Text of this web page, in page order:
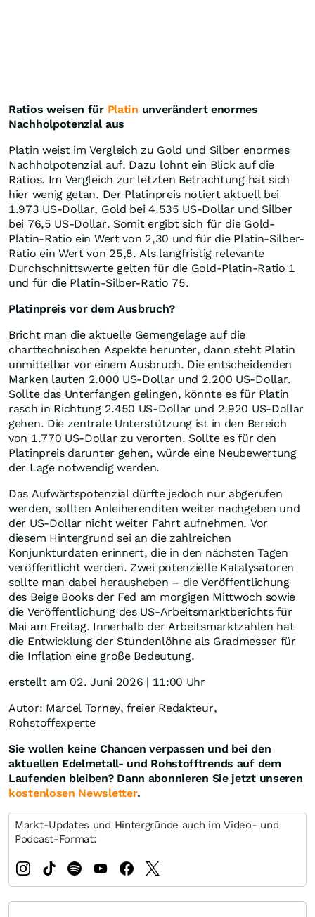
Ratios weisen für Platin unverändert enormes
Nachholpotenzial aus
Platin weist im Vergleich zu Gold und Silber enormes
Nachholpotenzial auf. Dazu lohnt ein Blick auf die
Ratios. Im Vergleich zur letzten Betrachtung hat sich
hier wenig getan. Der Platinpreis notiert aktuell bei
1.973 US-Dollar, Gold bei 4.535 US-Dollar und Silber
bei 76,5 US-Dollar. Somit ergibt sich für die Gold-
Platin-Ratio ein Wert von 2,30 und für die Platin-Silber-
Ratio ein Wert von 25,8. Als langfristig relevante
Durchschnittswerte gelten für die Gold-Platin-Ratio 1
und für die Platin-Silber-Ratio 75.
Platinpreis vor dem Ausbruch?
Bricht man die aktuelle Gemengelage auf die
charttechnischen Aspekte herunter, dann steht Platin
unmittelbar vor einem Ausbruch. Die entscheidenden
Marken lauten 2.000 US-Dollar und 2.200 US-Dollar.
Sollte das Unterfangen gelingen, könnte es für Platin
rasch in Richtung 2.450 US-Dollar und 2.920 US-Dollar
gehen. Die zentrale Unterstützung ist in den Bereich
von 1.770 US-Dollar zu verorten. Sollte es für den
Platinpreis darunter gehen, würde eine Neubewertung
der Lage notwendig werden.
Das Aufwärtspotenzial dürfte jedoch nur abgerufen
werden, sollten Anleiherenditen weiter nachgeben und
der US-Dollar nicht weiter Fahrt aufnehmen. Vor
diesem Hintergrund sei an die zahlreichen
Konjunkturdaten erinnert, die in den nächsten Tagen
veröffentlicht werden. Zwei potenzielle Katalysatoren
sollte man dabei herausheben – die Veröffentlichung
des Beige Books der Fed am morgigen Mittwoch sowie
die Veröffentlichung des US-Arbeitsmarktberichts für
Mai am Freitag. Innerhalb der Arbeitsmarktzahlen hat
die Entwicklung der Stundenlöhne als Gradmesser für
die Inflation eine große Bedeutung.
erstellt am 02. Juni 2026 | 11:00 Uhr
Autor: Marcel Torney, freier Redakteur,
Rohstoffexperte
Sie wollen keine Chancen verpassen und bei den
aktuellen Edelmetall- und Rohstofftrends auf dem
Laufenden bleiben? Dann abonnieren Sie jetzt unseren
kostenlosen Newsletter.
Markt-Updates und Hintergründe auch im Video- und
Podcast-Format: